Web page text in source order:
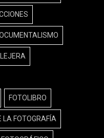
FOTOLIBRO
LA FOTOGRAFÍA